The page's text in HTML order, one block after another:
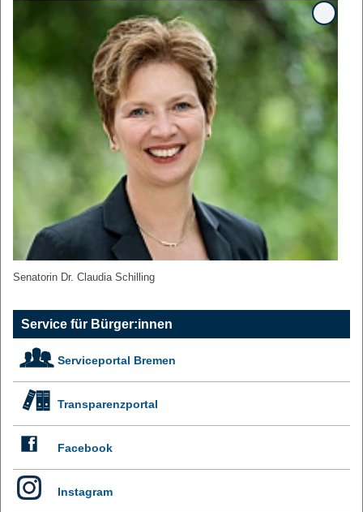
Senatorin Dr. Claudia Schilling
Service für Bürger:innen
Serviceportal Bremen
Transparenzportal
Facebook
Instagram